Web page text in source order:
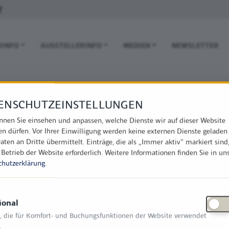
NAVIGATION
AUSSTELLERINFO MEDIEN NEWSLETTER
Sie einsehen und anpassen, welche Dienste wir auf dieser Website
dürfen. Vor Ihrer Einwilligung werden keine externen Dienste
an Dritte übermittelt. Einträge, die als „Immer aktiv" markiert
der Website erforderlich. Weitere Informationen finden Sie in
.
die für Komfort- und Buchungsfunktionen der Website verwendet